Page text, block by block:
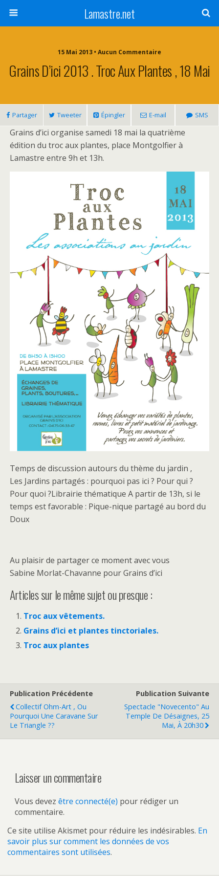
Lamastre.net
15 Mai 2013 • Aucun Commentaire
Grains D’ici 2013 . Troc Aux Plantes , 18 Mai
Partager Tweeter Épingler E-mail SMS
Grains d’ici organise samedi 18 mai la quatrième
édition du troc aux plantes, place Montgolfier à
Lamastre entre 9h et 13h.
Temps de discussion autours du thème du jardin ,
Les Jardins partagés : pourquoi pas ici ? Pour qui ?
Pour quoi ?Librairie thématique A partir de 13h, si le
temps est favorable : Pique-nique partagé au bord du
Doux
Au plaisir de partager ce moment avec vous
Sabine Morlat-Chavanne pour Grains d’ici
Articles sur le même sujet ou presque :
Troc aux vêtements.
Grains d’ici et plantes tinctoriales.
Troc aux plantes
Publication Précédente
Collectif Ohm-Art , Ou
Pourquoi Une Caravane Sur
Le Triangle ??
Publication Suivante
Spectacle "Novecento" Au
Temple De Désaignes, 25
Mai, À 20h30
Laisser un commentaire
Vous devez être connecté(e) pour rédiger un
commentaire.
Ce site utilise Akismet pour réduire les indésirables. En
savoir plus sur comment les données de vos
commentaires sont utilisées.